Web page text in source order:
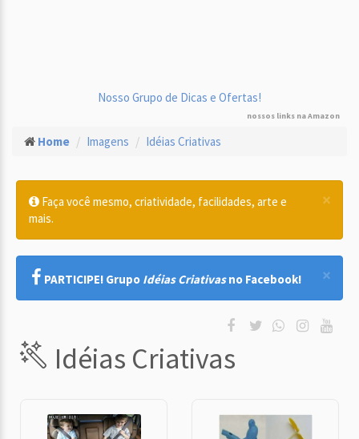
Nosso Grupo de Dicas e Ofertas!
nossos links na Amazon
Home Imagens Idéias Criativas
×
Faça você mesmo, criatividade, facilidades, arte e
mais.
×
PARTICIPE! Grupo Idéias Criativasno Facebook!
Idéias Criativas